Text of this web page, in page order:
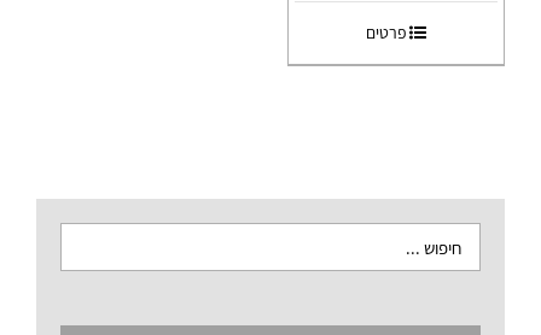
פרטים